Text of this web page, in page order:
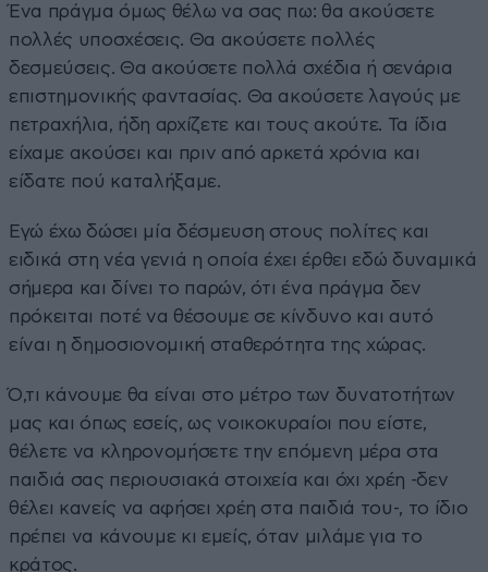
Ένα πράγμα όμως θέλω να σας πω: θα ακούσετε
πολλές υποσχέσεις. Θα ακούσετε πολλές
δεσμεύσεις. Θα ακούσετε πολλά σχέδια ή σενάρια
επιστημονικής φαντασίας. Θα ακούσετε λαγούς με
πετραχήλια, ήδη αρχίζετε και τους ακούτε. Τα ίδια
είχαμε ακούσει και πριν από αρκετά χρόνια και
είδατε πού καταλήξαμε.
Εγώ έχω δώσει μία δέσμευση στους πολίτες και
ειδικά στη νέα γενιά η οποία έχει έρθει εδώ δυναμικά
σήμερα και δίνει το παρών, ότι ένα πράγμα δεν
πρόκειται ποτέ να θέσουμε σε κίνδυνο και αυτό
είναι η δημοσιονομική σταθερότητα της χώρας.
Ό,τι κάνουμε θα είναι στο μέτρο των δυνατοτήτων
μας και όπως εσείς, ως νοικοκυραίοι που είστε,
θέλετε να κληρονομήσετε την επόμενη μέρα στα
παιδιά σας περιουσιακά στοιχεία και όχι χρέη -δεν
θέλει κανείς να αφήσει χρέη στα παιδιά του-, το ίδιο
πρέπει να κάνουμε κι εμείς, όταν μιλάμε για το
κράτος.